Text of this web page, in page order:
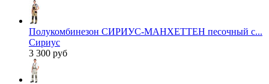
Полукомбинезон СИРИУС-МАНХЕТТЕН песочный с...
Сириус
3 300 руб